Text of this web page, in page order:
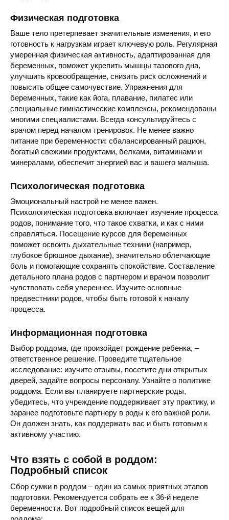
Физическая подготовка
Ваше тело претерпевает значительные изменения, и его
готовность к нагрузкам играет ключевую роль. Регулярная
умеренная физическая активность, адаптированная для
беременных, поможет укрепить мышцы тазового дна,
улучшить кровообращение, снизить риск осложнений и
повысить общее самочувствие. Упражнения для
беременных, такие как йога, плавание, пилатес или
специальные гимнастические комплексы, рекомендованы
многими специалистами. Всегда консультируйтесь с
врачом перед началом тренировок. Не менее важно
питание при беременности: сбалансированный рацион,
богатый свежими продуктами, белками, витаминами и
минералами, обеспечит энергией вас и вашего малыша.
Психологическая подготовка
Эмоциональный настрой не менее важен.
Психологическая подготовка включает изучение процесса
родов, понимание того, что такое схватки, и как с ними
справляться. Посещение курсов для беременных
поможет освоить дыхательные техники (например,
глубокое брюшное дыхание), значительно облегчающие
боль и помогающие сохранять спокойствие. Составление
детального плана родов с партнером и врачом позволит
чувствовать себя увереннее. Изучите основные
предвестники родов, чтобы быть готовой к началу
процесса.
Информационная подготовка
Выбор роддома, где произойдет рождение ребенка, –
ответственное решение. Проведите тщательное
исследование: изучите отзывы, посетите дни открытых
дверей, задайте вопросы персоналу. Узнайте о политике
роддома. Если вы планируете партнерские роды,
убедитесь, что учреждение поддерживает эту практику, и
заранее подготовьте партнеру в роды к его важной роли.
Он должен знать, как поддержать вас и быть готовым к
активному участию.
Что взять с собой в роддом:
Подробный список
Сбор сумки в роддом – один из самых приятных этапов
подготовки. Рекомендуется собрать ее к 36-й неделе
беременности. Вот подробный список вещей для